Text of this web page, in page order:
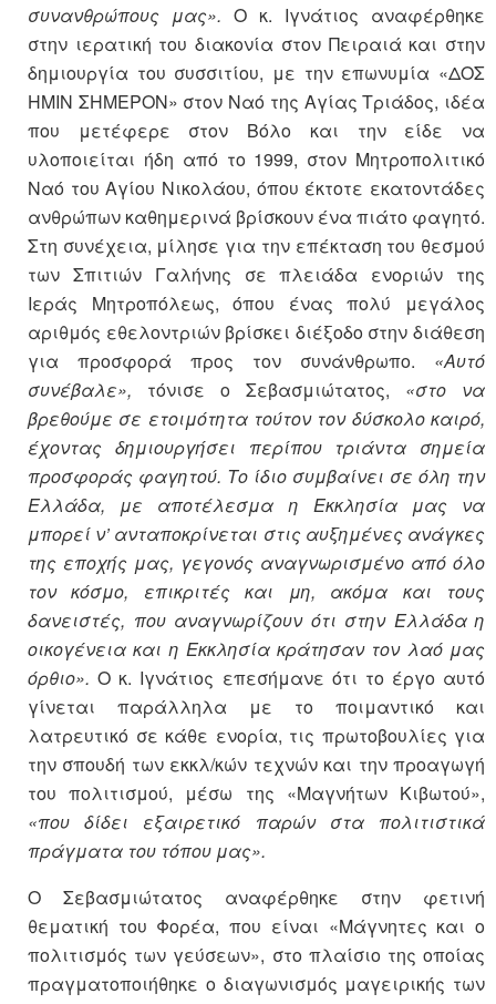
συνανθρώπους μας». Ο κ. Ιγνάτιος αναφέρθηκε
στην ιερατική του διακονία στον Πειραιά και στην
δημιουργία του συσσιτίου, με την επωνυμία «ΔΟΣ
ΗΜΙΝ ΣΗΜΕΡΟΝ» στον Ναό της Αγίας Τριάδος, ιδέα
που μετέφερε στον Βόλο και την είδε να
υλοποιείται ήδη από το 1999, στον Μητροπολιτικό
Ναό του Αγίου Νικολάου, όπου έκτοτε εκατοντάδες
ανθρώπων καθημερινά βρίσκουν ένα πιάτο φαγητό.
Στη συνέχεια, μίλησε για την επέκταση του θεσμού
των Σπιτιών Γαλήνης σε πλειάδα ενοριών της
Ιεράς Μητροπόλεως, όπου ένας πολύ μεγάλος
αριθμός εθελοντριών βρίσκει διέξοδο στην διάθεση
για προσφορά προς τον συνάνθρωπο. «Αυτό
συνέβαλε», τόνισε ο Σεβασμιώτατος, «στο να
βρεθούμε σε ετοιμότητα τούτον τον δύσκολο καιρό,
έχοντας δημιουργήσει περίπου τριάντα σημεία
προσφοράς φαγητού. Το ίδιο συμβαίνει σε όλη την
Ελλάδα, με αποτέλεσμα η Εκκλησία μας να
μπορεί ν’ ανταποκρίνεται στις αυξημένες ανάγκες
της εποχής μας, γεγονός αναγνωρισμένο από όλο
τον κόσμο, επικριτές και μη, ακόμα και τους
δανειστές, που αναγνωρίζουν ότι στην Ελλάδα η
οικογένεια και η Εκκλησία κράτησαν τον λαό μας
όρθιο». Ο κ. Ιγνάτιος επεσήμανε ότι το έργο αυτό
γίνεται παράλληλα με το ποιμαντικό και
λατρευτικό σε κάθε ενορία, τις πρωτοβουλίες για
την σπουδή των εκκλ/κών τεχνών και την προαγωγή
του πολιτισμού, μέσω της «Μαγνήτων Κιβωτού»,
«που δίδει εξαιρετικό παρών στα πολιτιστικά
πράγματα του τόπου μας».
Ο Σεβασμιώτατος αναφέρθηκε στην φετινή
θεματική του Φορέα, που είναι «Μάγνητες και ο
πολιτισμός των γεύσεων», στο πλαίσιο της οποίας
πραγματοποιήθηκε ο διαγωνισμός μαγειρικής των